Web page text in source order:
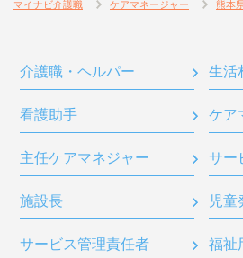
マイナビ介護職 ケアマネージャー 熊本
介護職・ヘルパー 生活
看護助手 ケア
主任ケアマネジャー サー
施設長 児童
サービス管理責任者 福祉